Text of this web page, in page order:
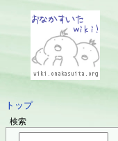
トップ
検索